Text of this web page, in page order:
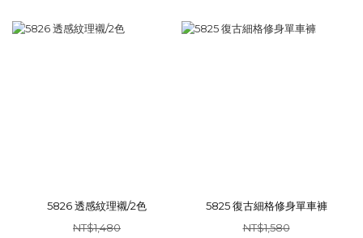
5826 透感紋理襯/2色
NT$1,480
5825 復古細格修身單車褲
NT$1,580